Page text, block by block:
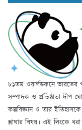
৮১তম ওয়ার্লডকনে ভারতের
সম্পাদক ও প্রতিষ্ঠাতা দীপ
কল্পবিজ্ঞান ও তার
শ্লাঘার বিষয়। এই লিংকে